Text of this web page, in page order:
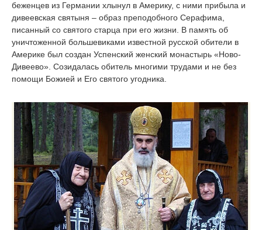
беженцев из Германии хлынул в Америку, с ними прибыла и
дивеевская святыня – образ преподобного Серафима,
писанный со святого старца при его жизни. В память об
уничтоженной большевиками известной русской обители в
Америке был создан Успенский женский монастырь «Ново-
Дивеево». Созидалась обитель многими трудами и не без
помощи Божией и Его святого угодника.